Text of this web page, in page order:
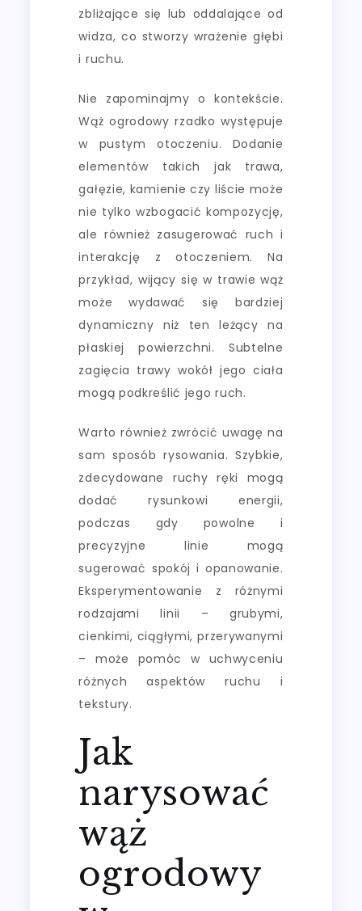
zbliżające się lub oddalające od
widza, co stworzy wrażenie głębi
i ruchu.
Nie zapominajmy o kontekście.
Wąż ogrodowy rzadko występuje
w pustym otoczeniu. Dodanie
elementów takich jak trawa,
gałęzie, kamienie czy liście może
nie tylko wzbogacić kompozycję,
ale również zasugerować ruch i
interakcję z otoczeniem. Na
przykład, wijący się w trawie wąż
może wydawać się bardziej
dynamiczny niż ten leżący na
płaskiej powierzchni. Subtelne
zagięcia trawy wokół jego ciała
mogą podkreślić jego ruch.
Warto również zwrócić uwagę na
sam sposób rysowania. Szybkie,
zdecydowane ruchy ręki mogą
dodać rysunkowi energii,
podczas gdy powolne i
precyzyjne linie mogą
sugerować spokój i opanowanie.
Eksperymentowanie z różnymi
rodzajami linii – grubymi,
cienkimi, ciągłymi, przerywanymi
– może pomóc w uchwyceniu
różnych aspektów ruchu i
tekstury.
Jak
narysować
wąż
ogrodowy